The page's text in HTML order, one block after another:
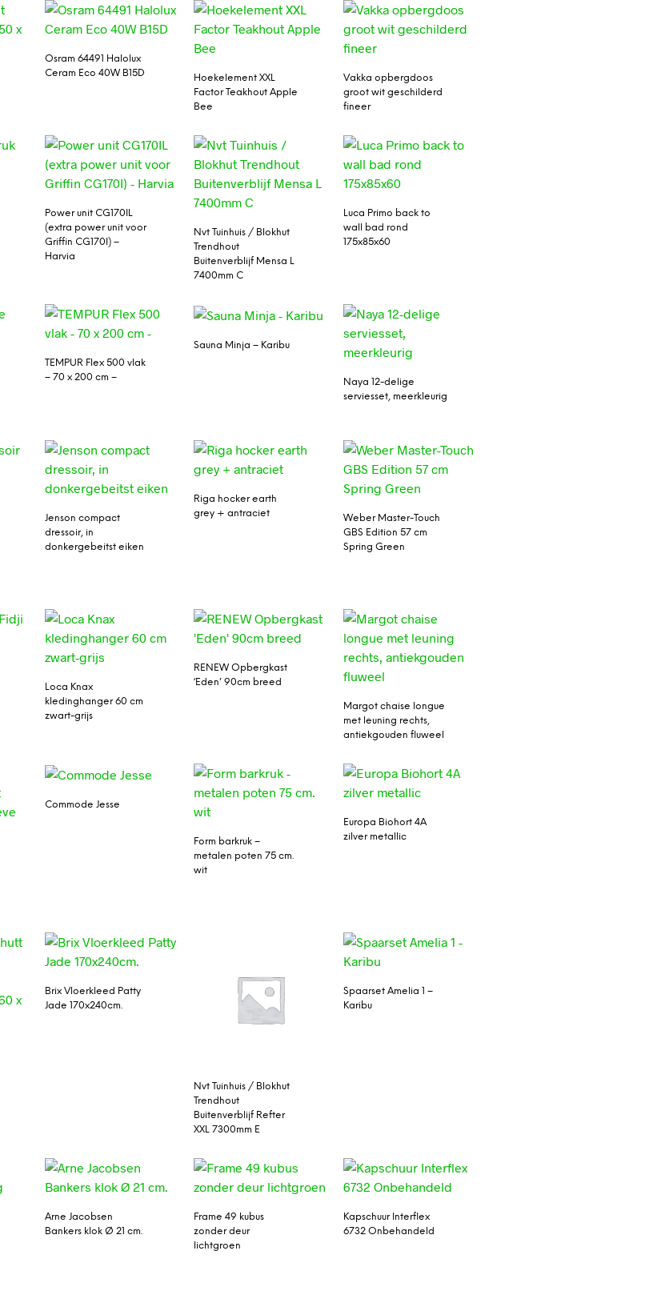
Osram 64491 Halolux
Ceram Eco 40W B15D
Hoekelement XXL
Factor Teakhout Apple
Bee
Vakka opbergdoos
groot wit geschilderd
fineer
Power unit CG170IL
(extra power unit voor
Griffin CG170I) –
Harvia
Nvt Tuinhuis / Blokhut
Trendhout
Buitenverblijf Mensa L
7400mm C
Luca Primo back to
wall bad rond
175x85x60
TEMPUR Flex 500 vlak
– 70 x 200 cm –
Sauna Minja – Karibu
Naya 12-delige
serviesset, meerkleurig
Jenson compact
dressoir, in
donkergebeitst eiken
Riga hocker earth
grey + antraciet
Weber Master-Touch
GBS Edition 57 cm
Spring Green
Loca Knax
kledinghanger 60 cm
zwart-grijs
RENEW Opbergkast
‘Eden’ 90cm breed
Margot chaise longue
met leuning rechts,
antiekgouden fluweel
Commode Jesse
Form barkruk –
metalen poten 75 cm.
wit
Europa Biohort 4A
zilver metallic
Brix Vloerkleed Patty
Jade 170x240cm.
Nvt Tuinhuis / Blokhut
Trendhout
Buitenverblijf Refter
XXL 7300mm E
Spaarset Amelia 1 –
Karibu
Arne Jacobsen
Bankers klok Ø 21 cm.
Frame 49 kubus
zonder deur
lichtgroen
Kapschuur Interflex
6732 Onbehandeld